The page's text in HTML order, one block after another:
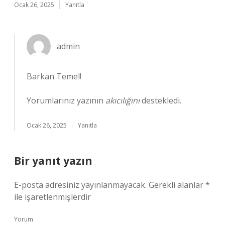
Ocak 26, 2025 Yanıtla
admin
Barkan Temel!
Yorumlarınız yazının akıcılığınıdestekledi.
Ocak 26, 2025 Yanıtla
Bir yanıt yazın
E-posta adresiniz yayınlanmayacak. Gerekli alanlar*
ile işaretlenmişlerdir
Yorum